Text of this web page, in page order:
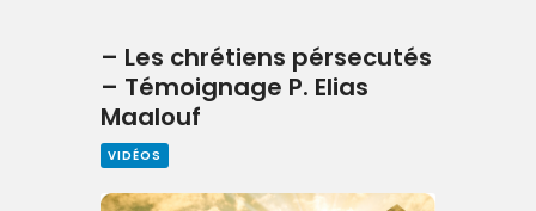
Nous aider
– Les chrétiens pérsecutés
– Témoignage P. Elias
Maalouf
VIDÉOS